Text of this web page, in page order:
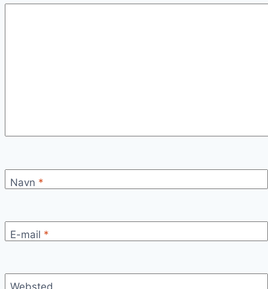
Navn *
E-mail *